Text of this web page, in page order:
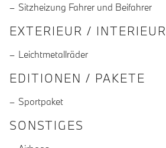
Sitzheizung Fahrer und Beifahrer
EXTERIEUR / INTERIEUR
Leichtmetallräder
EDITIONEN / PAKETE
Sportpaket
SONSTIGES